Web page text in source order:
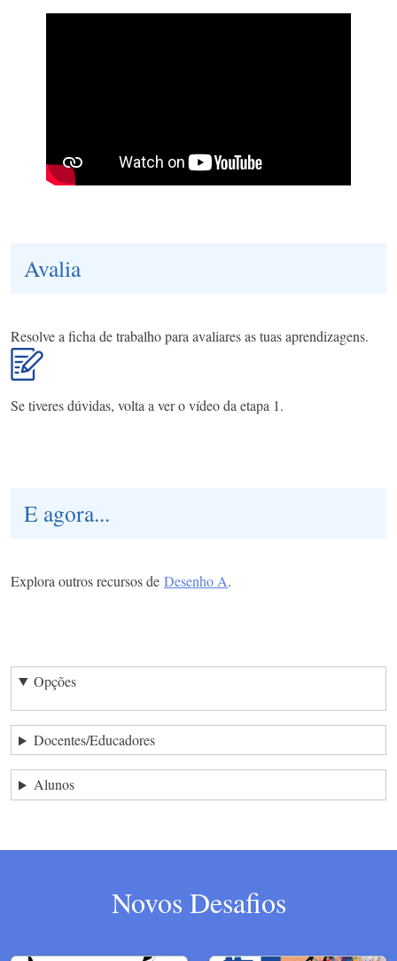
Avalia
Resolve a ficha de trabalho para avaliares as tuas aprendizagens.
Se tiveres dúvidas, volta a ver o vídeo da etapa 1.
E agora...
Explora outros recursos de Desenho A.
Opções
Docentes/Educadores
Alunos
Novos Desafios